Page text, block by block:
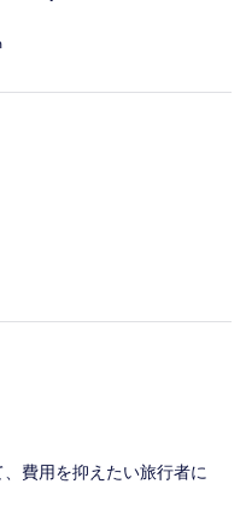
費用を抑えたい旅行者に